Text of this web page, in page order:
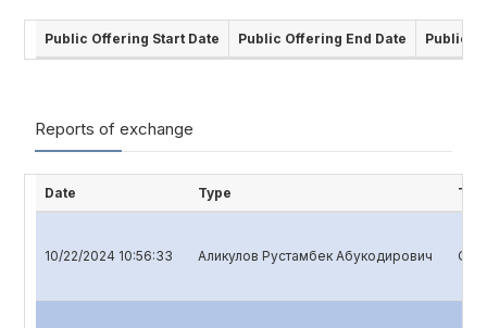
Public Offering Start Date Public Offering End Date Public
Reports of exchange
Date Type
10/22/2024 10:56:33 Аликулов Рустамбек Абукодирович